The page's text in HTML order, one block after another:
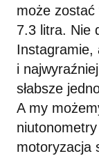
może zostać
7.3 litra. Nie
Instagramie,
i
słabsze
A my
motoryzacja